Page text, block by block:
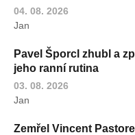
04. 08. 2026
Jan
Pavel Šporcl zhubl a
jeho ranní rutina
03. 08. 2026
Jan
Zemřel Vincent